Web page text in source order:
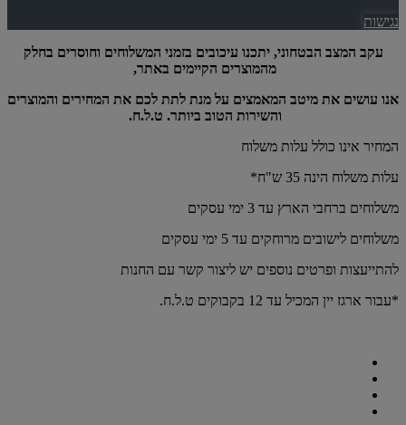
נגישות
עקב המצב הבטחוני, יתכנו עיכובים בזמני המשלוחים וחוסרים בחלק
מהמוצרים הקיימים באתר,
אנו עושים את מיטב המאמצים על מנת לתת לכם את המחירים והמוצרים
והשירות הטוב ביותר. ט.ל.ח.
המחיר אינו כולל עלות משלוח
עלות משלוח הינה 35 ש"ח*
משלוחים ברחבי הארץ עד 3 ימי עסקים
משלוחים לישובים מרוחקים עד 5 ימי עסקים
להתייעצות ופרטים נוספים יש ליצור קשר עם החנות
*עבור ארגז יין המכיל עד 12 בקבוקים ט.ל.ח.